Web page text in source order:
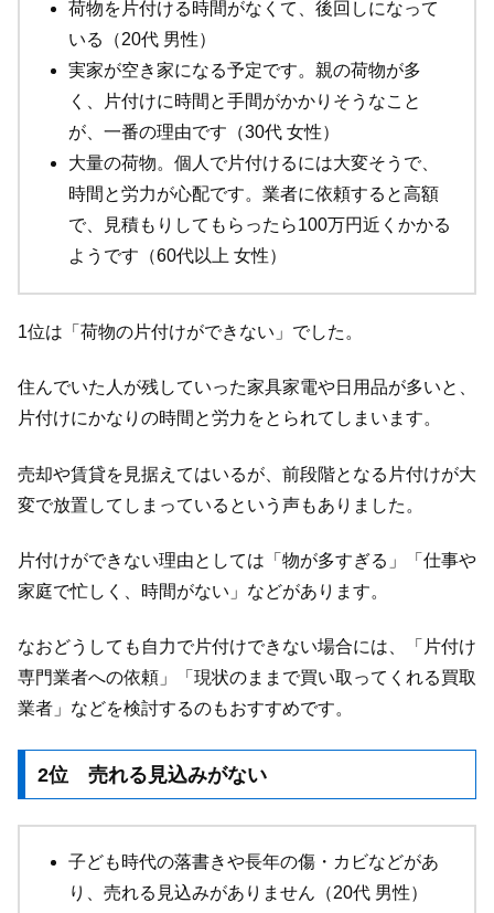
荷物を片付ける時間がなくて、後回しになって
いる（20代 男性）
実家が空き家になる予定です。親の荷物が多
く、片付けに時間と手間がかかりそうなこと
が、一番の理由です（30代 女性）
大量の荷物。個人で片付けるには大変そうで、
時間と労力が心配です。業者に依頼すると高額
で、見積もりしてもらったら100万円近くかかる
ようです（60代以上 女性）
1位は「荷物の片付けができない」でした。
住んでいた人が残していった家具家電や日用品が多いと、
片付けにかなりの時間と労力をとられてしまいます。
売却や賃貸を見据えてはいるが、前段階となる片付けが大
変で放置してしまっているという声もありました。
片付けができない理由としては「物が多すぎる」「仕事や
家庭で忙しく、時間がない」などがあります。
なおどうしても自力で片付けできない場合には、「片付け
専門業者への依頼」「現状のままで買い取ってくれる買取
業者」などを検討するのもおすすめです。
2位 売れる見込みがない
子ども時代の落書きや長年の傷・カビなどがあ
り、売れる見込みがありません（20代 男性）